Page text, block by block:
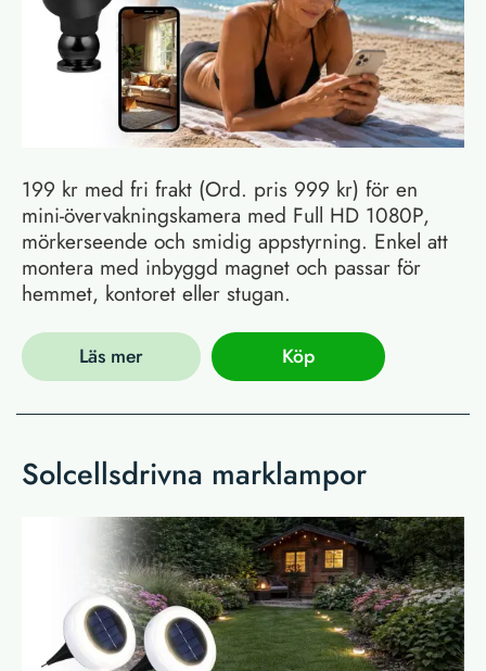
199 kr med fri frakt (Ord. pris 999 kr) för en
mini-övervakningskamera med Full HD 1080P,
mörkerseende och smidig appstyrning. Enkel att
montera med inbyggd magnet och passar för
hemmet, kontoret eller stugan.
Läs mer Köp
Solcellsdrivna marklampor